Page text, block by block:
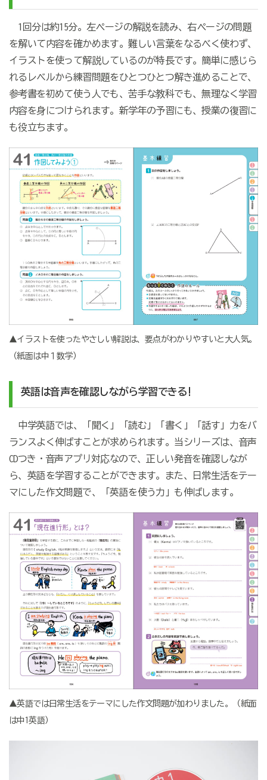
1回分は約15分。左ページの解説を読み、右ページの問題
を解いて内容を確かめます。難しい言葉をなるべく使わず、
イラストを使って解説しているのが特長です。簡単に感じら
れるレベルから練習問題をひとつひとつ解き進めることで、
参考書を初めて使う人でも、苦手な教科でも、無理なく学習
内容を身につけられます。新学年の予習にも、授業の復習に
も役立ちます。
▲イラストを使ったやさしい解説は、要点がわかりやすいと大人気。
（紙面は中１数学）
英語は音声を確認しながら学習できる!
中学英語では、「聞く」「読む」「書く」「話す」力をバ
ランスよく伸ばすことが求められます。当シリーズは、音声
CDつき・音声アプリ対応なので、正しい発音を確認しなが
ら、英語を学習することができます。また、日常生活をテー
マにした作文問題で、「英語を使う力」も伸ばします。
▲英語では日常生活をテーマにした作文問題が加わりました。（紙面
は中1英語）